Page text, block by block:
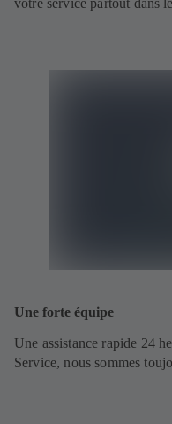
votre service partout dans
Une forte équipe
Une assistance rapide 24
Service, nous sommes